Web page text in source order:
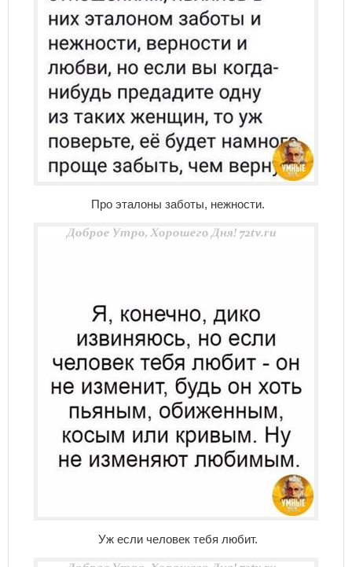
Про эталоны заботы, нежности.
Уж если человек тебя любит.